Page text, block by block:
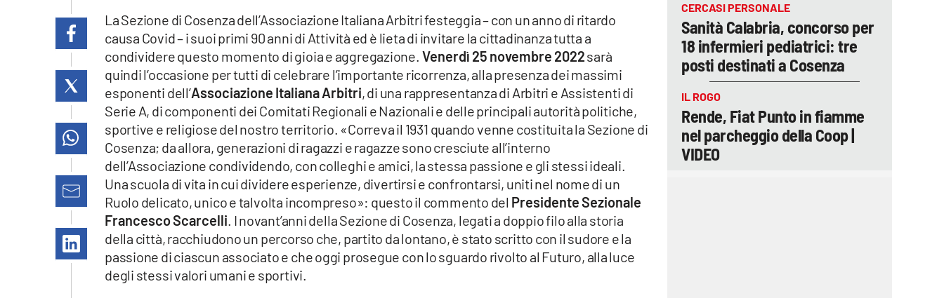
cosenzachannel.it
La Sezione di Cosenza dell’Associazione Italiana Arbitri festeggia – con un anno di ritardo
causa Covid – i suoi primi 90 anni di Attività ed è lieta di invitare la cittadinanza tutta a
condividere questo momento di gioia e aggregazione. Venerdì 25 novembre 2022sarà
quindi l’occasione per tutti di celebrare l’importante ricorrenza, alla presenza dei massimi
esponenti dell’Associazione Italiana Arbitri, di una rappresentanza di Arbitri e Assistenti di
Serie A, di componenti dei Comitati Regionali e Nazionali e delle principali autorità politiche,
sportive e religiose del nostro territorio. «Correva il 1931 quando venne costituita la Sezione di
Cosenza; da allora, generazioni di ragazzi e ragazze sono cresciute all’interno
dell’Associazione condividendo, con colleghi e amici, la stessa passione e gli stessi ideali.
Una scuola di vita in cui dividere esperienze, divertirsi e confrontarsi, uniti nel nome di un
Ruolo delicato, unico e talvolta incompreso»: questo il commento del Presidente Sezionale
Francesco Scarcelli. I novant’anni della Sezione di Cosenza, legati a doppio filo alla storia
della città, racchiudono un percorso che, partito da lontano, è stato scritto con il sudore e la
passione di ciascun associato e che oggi prosegue con lo sguardo rivolto al Futuro, alla luce
degli stessi valori umani e sportivi.
CERCASI PERSONALE
Sanità Calabria, concorso per
18 infermieri pediatrici: tre
posti destinati a Cosenza
IL ROGO
Rende, Fiat Punto in fiamme
nel parcheggio della Coop |
VIDEO